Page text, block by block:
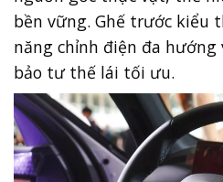
bền vững. Ghế trước kiểu
năng chỉnh điện đa
bảo tư thế lái tối ưu.